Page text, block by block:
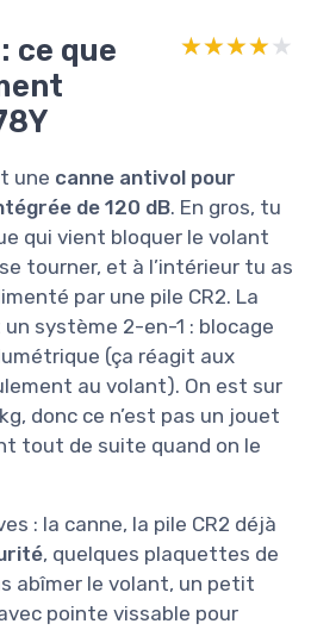
ce que
★★★★★
★★★★★
une canne antivol pour
de 120 dB. En gros, tu
qui vient bloquer le volant
tourner, et à l’intérieur tu as
par une pile CR2. La
système 2-en-1 : blocage
(ça réagit aux
au volant). On est sur
donc ce n’est pas un jouet
tout de suite quand on le
: la canne, la pile CR2 déjà
, quelques plaquettes de
abîmer le volant, un petit
pointe vissable pour